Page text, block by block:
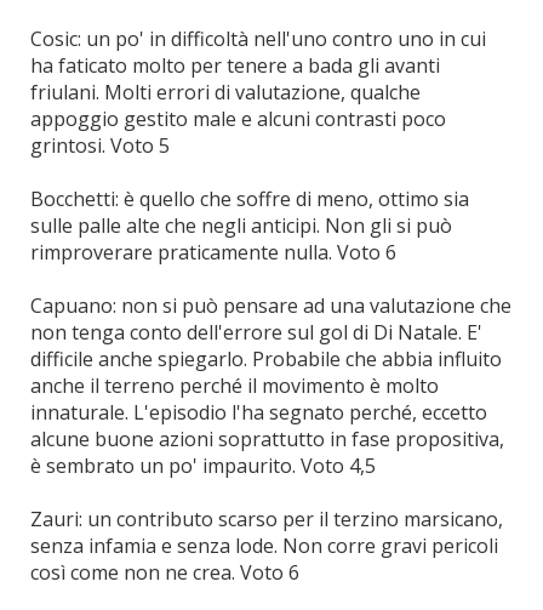
Cosic: un po' in difficoltà nell'uno contro uno in cui
ha faticato molto per tenere a bada gli avanti
friulani. Molti errori di valutazione, qualche
appoggio gestito male e alcuni contrasti poco
grintosi. Voto 5
Bocchetti: è quello che soffre di meno, ottimo sia
sulle palle alte che negli anticipi. Non gli si può
rimproverare praticamente nulla. Voto 6
Capuano: non si può pensare ad una valutazione che
non tenga conto dell'errore sul gol di Di Natale. E'
difficile anche spiegarlo. Probabile che abbia influito
anche il terreno perché il movimento è molto
innaturale. L'episodio l'ha segnato perché, eccetto
alcune buone azioni soprattutto in fase propositiva,
è sembrato un po' impaurito. Voto 4,5
Zauri: un contributo scarso per il terzino marsicano,
senza infamia e senza lode. Non corre gravi pericoli
così come non ne crea. Voto 6